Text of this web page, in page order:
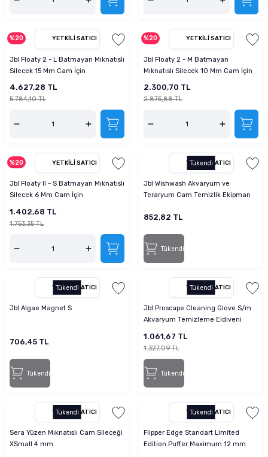
%20 YETKILI SATICI
Jbl Floaty 2 - L Batmayan Mıknatıslı
Silecek 15 Mm Cam İçin
4.627,28 TL
5.784,10 TL
%20 YETKILI SATICI
Jbl Floaty 2 - M Batmayan
Mıknatıslı Silecek 10 Mm Cam İçin
2.300,70 TL
2.875,88 TL
%20 YETKILI SATICI
Jbl Floaty II - S Batmayan Mıknatıslı
Silecek 6 Mm Cam İçin
1.402,68 TL
1.753,35 TL
Tükendi
YETKILI SATICI
Jbl Wishwash Akvaryum ve
Teraryum Cam Temizlik Ekipman
852,82 TL
Tükendi
Tükendi
YETKILI SATICI
Jbl Algae Magnet S
706,45 TL
Tükendi
Tükendi
YETKILI SATICI
Jbl Proscape Cleaning Glove S/m
Akvaryum Temizleme Eldiveni
1.061,67 TL
1.327,09 TL
Tükendi
Tükendi
YETKILI SATICI
Sera Yüzen Mıknatıslı Cam Sileceği
XSmall 4 mm
Tükendi
YETKILI SATICI
Flipper Edge Standart Limited
Edition Puffer Maximum 12 mm